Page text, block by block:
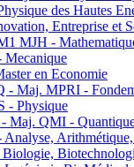
des Hautes
Entreprise et
MJH -
en Economie
Maj. MPRI -
- Physique
QMI -
Arithmétique,